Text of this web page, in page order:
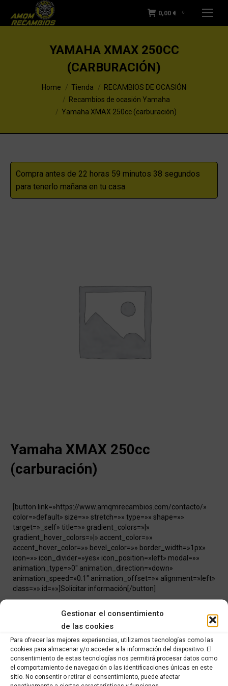
Gestionar el consentimiento
de las cookies
Para ofrecer las mejores experiencias, utilizamos tecnologías como las
cookies para almacenar y/o acceder a la información del dispositivo. El
consentimiento de estas tecnologías nos permitirá procesar datos como
el comportamiento de navegación o las identificaciones únicas en este
sitio. No consentir o retirar el consentimiento, puede afectar
0,00 € 0
YAMAHA XMAX 250CC
(CARBURACIÓN)
You are here:Home Tienda
RECAMBIOS DE OCASIÓN
Recambios de ocasión Yamaha
Yamaha XMAX 250cc (carburación)
Compra antes de 22 horas 59 minutos 37 segundos
para tenerlo mañana en tu casa
Yamaha XMAX 250cc
(carburación)
[button link=»https://www.amqmrecambios.com/contacto/»
color=»default» size=»» stretch=»» type=»» shape=»»
target=»_self» title=»» gradient_colors=»|»
gradient_hover_colors=»|» accent_color=»»
accent_hover_color=»» bevel_color=»» border_width=»1px»
icon=»» icon_divider=»yes» icon_position=»left» modal=»»
animation_type=»0″ animation_direction=»down»
animation_speed=»0.1″ animation_offset=»» alignment=»left»
class=»» id=»»]Solicitar información[/button]
RECAMBIOS DE OCASIÓN,Recambios de ocasión
Share this product
Share
Share
Share
Share